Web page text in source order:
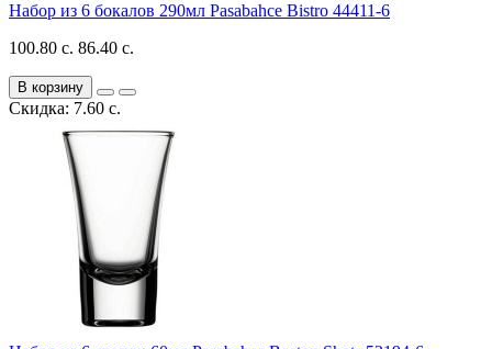
Набор из 6 бокалов 290мл Pasabahce Bistro 44411-6
100.80 с. 86.40 с.
В корзину
Скидка: 7.60 с.